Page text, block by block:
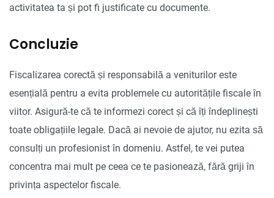
activitatea ta și pot fi justificate cu documente.
Concluzie
Fiscalizarea corectă și responsabilă a veniturilor este
esențială pentru a evita problemele cu autoritățile fiscale în
viitor. Asigură-te că te informezi corect și că îți îndeplinești
toate obligațiile legale. Dacă ai nevoie de ajutor, nu ezita să
consulți un profesionist în domeniu. Astfel, te vei putea
concentra mai mult pe ceea ce te pasionează, fără griji în
privința aspectelor fiscale.